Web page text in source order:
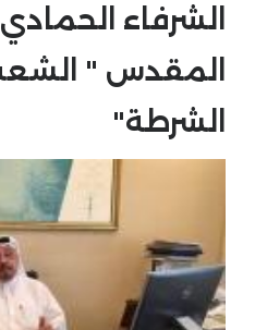
الشرفاء
المقدس "
الشرطة"